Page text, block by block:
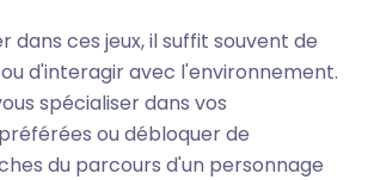
dans ces jeux, il suffit souvent de
d'interagir avec l'environnement.
spécialiser dans vos
ou débloquer de
du parcours d'un personnage